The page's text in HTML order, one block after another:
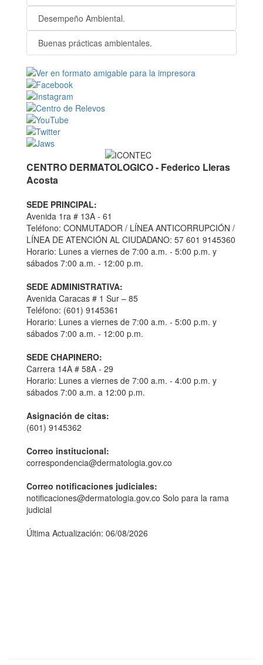
Desempeño Ambiental.
Buenas prácticas ambientales.
CENTRO DERMATOLOGICO - Federico Lleras
Acosta
SEDE PRINCIPAL:
Avenida 1ra # 13A - 61
Teléfono: CONMUTADOR / LÍNEA ANTICORRUPCIÓN /
LÍNEA DE ATENCIÓN AL CIUDADANO: 57 601 9145360
Horario: Lunes a viernes de 7:00 a.m. - 5:00 p.m. y
sábados 7:00 a.m. - 12:00 p.m.
SEDE ADMINISTRATIVA:
Avenida Caracas # 1 Sur – 85
Teléfono: (601) 9145361
Horario: Lunes a viernes de 7:00 a.m. - 5:00 p.m. y
sábados 7:00 a.m. - 12:00 p.m.
SEDE CHAPINERO:
Carrera 14A # 58A - 29
Horario: Lunes a viernes de 7:00 a.m. - 4:00 p.m. y
sábados 7:00 a.m. a 12:00 p.m.
Asignación de citas:
(601) 9145362
Correo institucional:
correspondencia@dermatologia.gov.co
Correo notificaciones judiciales:
notificaciones@dermatologia.gov.co Solo para la rama
judicial
Última Actualización: 06/08/2026